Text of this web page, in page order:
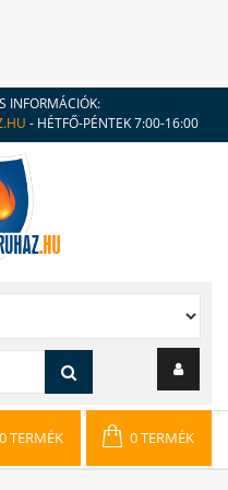
INFORMÁCIÓK:
- HÉTFŐ-PÉNTEK 7:00-16:00
0 TERMÉK 0 TERMÉK